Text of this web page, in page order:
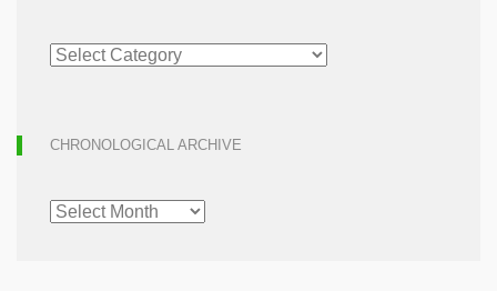
ARTICLE
ARCHIVE
CHRONOLOGICAL ARCHIVE
CHRONOLOGICAL
ARCHIVE